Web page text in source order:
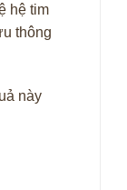
hệ tim
thông
này